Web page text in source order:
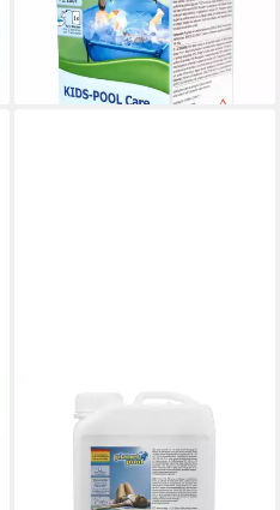
Wasserpflege
19,99 €
(79,96 €/ 1 l)
lieferbar - in 3-4 Werktagen bei dir
PLANET POOL
Poolpflege Planet Pool Algizid
Spezial schaumfrei 3 l - Schau
(4,33 €/ 1 l)